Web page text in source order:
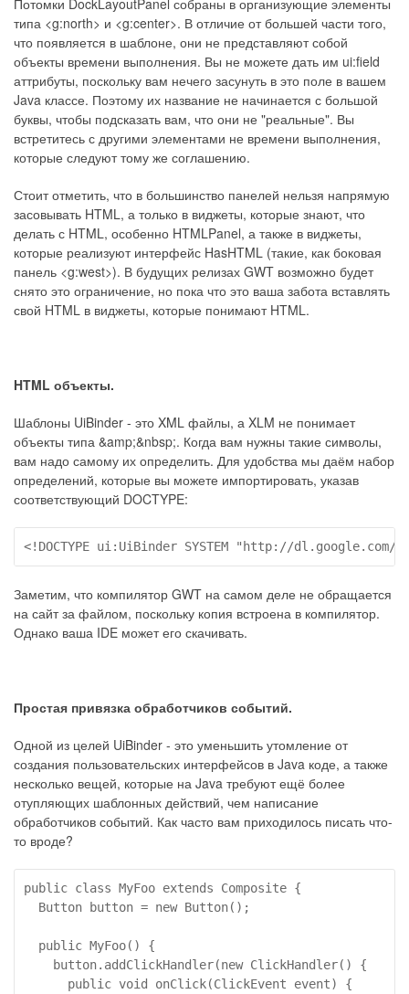
типа <g:north> и <g:center>. В отличие от большей части того,
что появляется в шаблоне, они не представляют собой
объекты времени выполнения. Вы не можете дать им ui:field
аттрибуты, поскольку вам нечего засунуть в это поле в вашем
Java классе. Поэтому их название не начинается с большой
буквы, чтобы подсказать вам, что они не "реальные". Вы
встретитесь с другими элементами не времени выполнения,
которые следуют тому же соглашению.
Стоит отметить, что в большинство панелей нельзя напрямую
засовывать HTML, а только в виджеты, которые знают, что
делать с HTML, особенно HTMLPanel, а также в виджеты,
которые реализуют интерфейс HasHTML (такие, как боковая
панель <g:west>). В будущих релизах GWT возможно будет
снято это ограничение, но пока что это ваша забота вставлять
свой HTML в виджеты, которые понимают HTML.
HTML объекты.
Шаблоны UiBinder - это XML файлы, а XLM не понимает
объекты типа &amp;&nbsp;. Когда вам нужны такие символы,
вам надо самому их определить. Для удобства мы даём набор
определений, которые вы можете импортировать, указав
соответствующий DOCTYPE:
<!DOCTYPE ui:UiBinder SYSTEM "http://dl.google.com/
Заметим, что компилятор GWT на самом деле не обращается
на сайт за файлом, поскольку копия встроена в компилятор.
Однако ваша IDE может его скачивать.
Простая привязка обработчиков событий.
Одной из целей UiBinder - это уменьшить утомление от
создания пользовательских интерфейсов в Java коде, а также
несколько вещей, которые на Java требуют ещё более
отупляющих шаблонных действий, чем написание
обработчиков событий. Как часто вам приходилось писать что-
то вроде?
public class MyFoo extends Composite {
  Button button = new Button();
  public MyFoo() {
    button.addClickHandler(new ClickHandler() {
      public void onClick(ClickEvent event) {